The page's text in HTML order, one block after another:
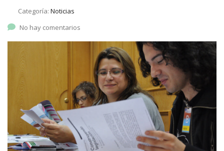
Categoría: Noticias
No hay comentarios